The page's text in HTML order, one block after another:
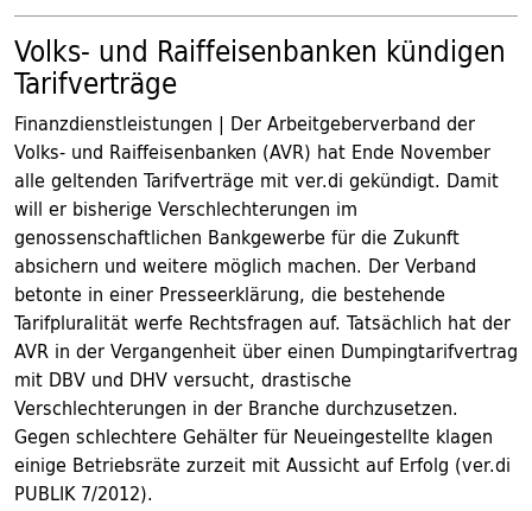
Volks- und Raiffeisenbanken kündigen
Tarifverträge
Finanzdienstleistungen | Der Arbeitgeberverband der
Volks- und Raiffeisenbanken (AVR) hat Ende November
alle geltenden Tarifverträge mit ver.di gekündigt. Damit
will er bisherige Verschlechterungen im
genossenschaftlichen Bankgewerbe für die Zukunft
absichern und weitere möglich machen. Der Verband
betonte in einer Presseerklärung, die bestehende
Tarifpluralität werfe Rechtsfragen auf. Tatsächlich hat der
AVR in der Vergangenheit über einen Dumpingtarifvertrag
mit DBV und DHV versucht, drastische
Verschlechterungen in der Branche durchzusetzen.
Gegen schlechtere Gehälter für Neueingestellte klagen
einige Betriebsräte zurzeit mit Aussicht auf Erfolg (ver.di
PUBLIK 7/2012).